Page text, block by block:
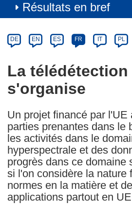
Résultats en bref
Category
Article
available
the
following
languages:
DE EN ES FR IT PL
La télédétection
s'organise
Un projet financé par l'UE
parties prenantes dans le
les activités dans le
hyperspectrale et des
progrès dans ce domaine
si l'on considère la nature
normes en la matière et
applications partout en